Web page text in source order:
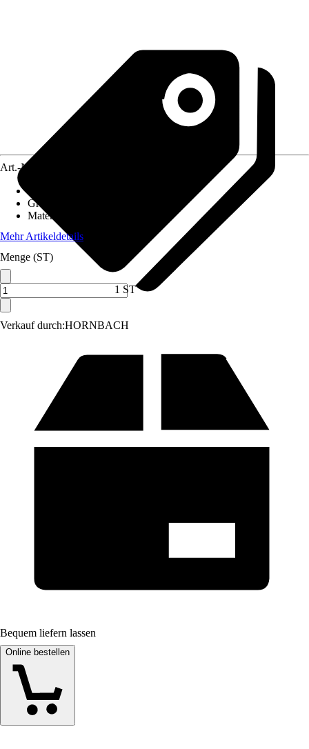
Verkauf durch:HORNBACH
Art.-Nr.
Grundfarbe
Material
Mehr Artikeldetails
Menge (ST)
1 ST
Bequem liefern lassen
Online bestellen